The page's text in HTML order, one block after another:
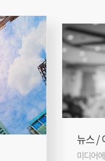
뉴스 /
미디어